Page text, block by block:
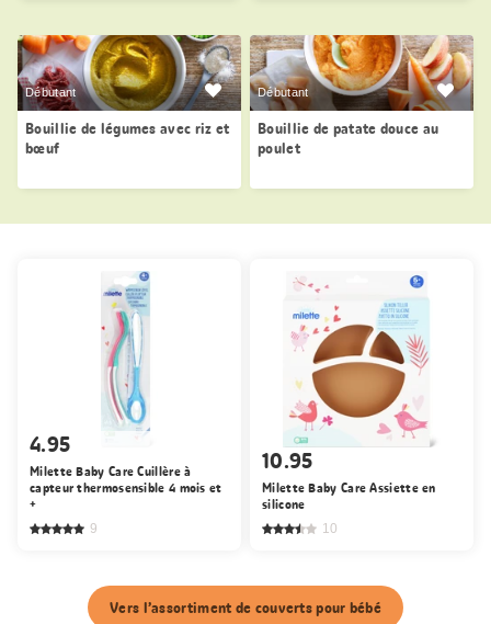
Débutant
Bouillie de légumes avec riz et
bœuf
Débutant
Bouillie de patate douce au
poulet
4.95
Milette Baby Care Cuillère à
capteur thermosensible 4 mois et
+
9
10.95
Milette Baby Care Assiette en
silicone
10
Vers l’assortiment de couverts pour bébé